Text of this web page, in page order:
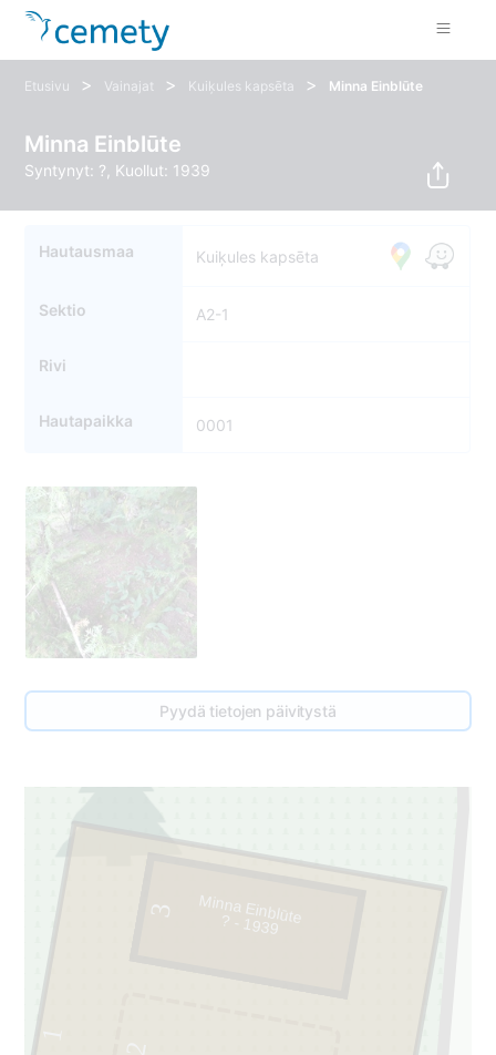
Etusivu > Vainajat > Kuiķules kapsēta > Minna Einblūte
Minna Einblūte
Syntynyt: ?, Kuollut: 1939
Hautausmaa Kuiķules kapsēta
Sektio A2-1
Rivi
Hautapaikka 0001
Pyydä tietojen päivitystä
1
2
3 Minna Einblūte
? - 1939